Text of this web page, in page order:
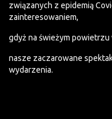
związanych z epidemią
zainteresowaniem,
gdyż na świeżym
nasze zaczarowane
wydarzenia.